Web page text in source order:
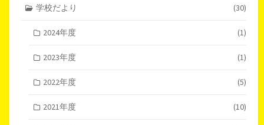
学校だより (30)
2024年度 (1)
2023年度 (1)
2022年度 (5)
2021年度 (10)